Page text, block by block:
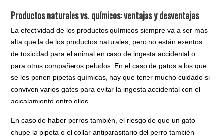
Productos naturales vs. químicos: ventajas y desventajas
La efectividad de los productos químicos siempre va a ser más
alta que la de los productos naturales, pero no están exentos
de toxicidad para el animal en caso de ingesta accidental o
para otros compañeros peludos. En el caso de gatos a los que
se les ponen pipetas químicas, hay que tener mucho cuidado si
conviven varios gatos para evitar la ingesta accidental con el
acicalamiento entre ellos.
En caso de haber perros también, el riesgo de que un gato
chupe la pipeta o el collar antiparasitario del perro también